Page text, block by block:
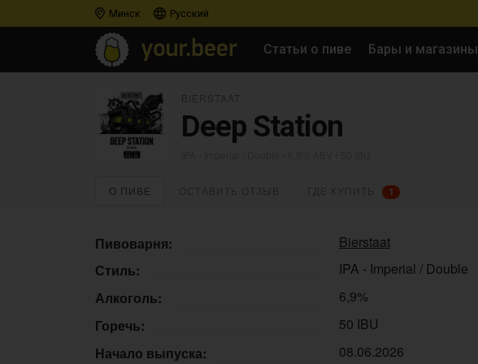
Минск Русский
Статьи о пиве Бары и магазины
Deep Station
О ПИВЕ 1
Пивоварня:
Bierstaat
Стиль:
IPA - Imperial / Double
Алкоголь:
6,9%
Горечь:
50 IBU
Начало выпуска:
08.06.2026